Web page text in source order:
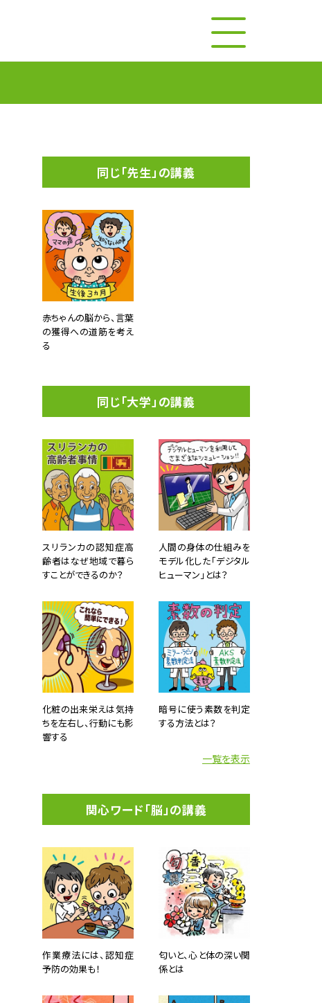
同じ「先生」の講義
赤ちゃんの脳から、言葉
の獲得への道筋を考え
る
同じ「大学」の講義
スリランカの認知症高
齢者はなぜ地域で暮ら
すことができるのか？
人間の身体の仕組みを
モデル化した「デジタル
ヒューマン」とは？
化粧の出来栄えは気持
ちを左右し、行動にも影
響する
暗号に使う素数を判定
する方法とは？
一覧を表示
関心ワード「脳」の講義
作業療法には、認知症
予防の効果も！
匂いと、心と体の深い関
係とは